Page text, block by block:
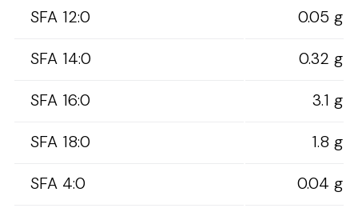
SFA 12:0
0.05 g
SFA 14:0
0.32 g
SFA 16:0
3.1 g
SFA 18:0
1.8 g
SFA 4:0
0.04 g